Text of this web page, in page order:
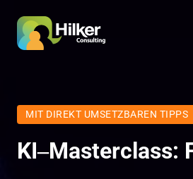
MIT DIREKT UMSETZBAREN TIPPS
KI‒Masterclass: